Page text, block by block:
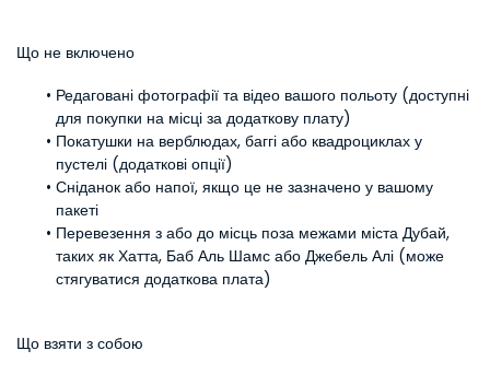
Що не включено
Редаговані фотографії та відео вашого польоту (доступні
для покупки на місці за додаткову плату)
Покатушки на верблюдах, баггі або квадроциклах у
пустелі (додаткові опції)
Сніданок або напої, якщо це не зазначено у вашому
пакеті
Перевезення з або до місць поза межами міста Дубай,
таких як Хатта, Баб Аль Шамс або Джебель Алі (може
стягуватися додаткова плата)
Що взяти з собою